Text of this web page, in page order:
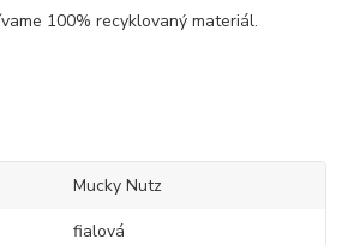
100% recyklovaný materiál.
Mucky Nutz
fialová